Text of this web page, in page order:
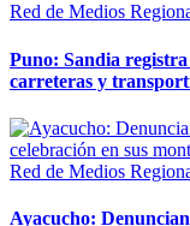
Red de Medios
Puno: Sandia
carreteras y
Red de Medios
Ayacucho: